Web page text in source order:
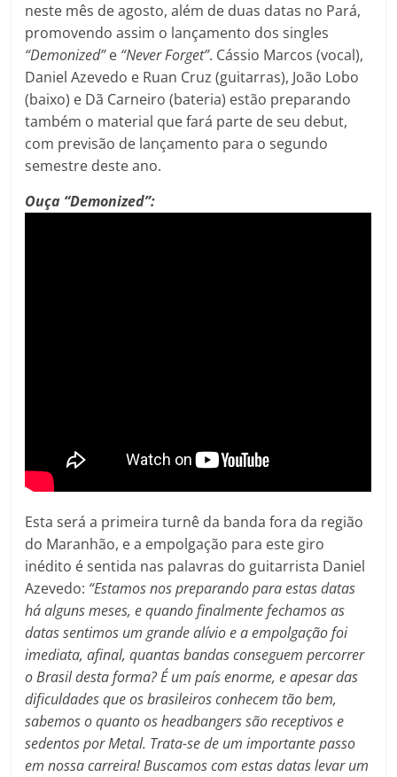
neste mês de agosto, além de duas datas no Pará,
promovendo assim o lançamento dos singles
“Demonized”e “Never Forget”. Cássio Marcos (vocal),
Daniel Azevedo e Ruan Cruz (guitarras), João Lobo
(baixo) e Dã Carneiro (bateria) estão preparando
também o material que fará parte de seu debut,
com previsão de lançamento para o segundo
semestre deste ano.
Ouça “Demonized”:
Esta será a primeira turnê da banda fora da região
do Maranhão, e a empolgação para este giro
inédito é sentida nas palavras do guitarrista Daniel
Azevedo: “Estamos nos preparando para estas datas
há alguns meses, e quando finalmente fechamos as
datas sentimos um grande alívio e a empolgação foi
imediata, afinal, quantas bandas conseguem percorrer
o Brasil desta forma? É um país enorme, e apesar das
dificuldades que os brasileiros conhecem tão bem,
sabemos o quanto os headbangers são receptivos e
sedentos por Metal. Trata-se de um importante passo
em nossa carreira! Buscamos com estas datas levar um